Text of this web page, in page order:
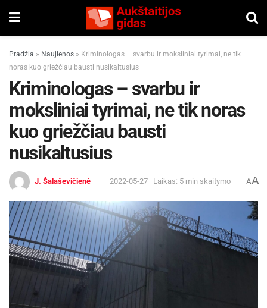
Pradžia » Naujienos » Kriminologas – svarbu ir moksliniai tyrimai, ne tik
noras kuo griežčiau bausti nusikaltusius
Kriminologas – svarbu ir
moksliniai tyrimai, ne tik noras
kuo griežčiau bausti
nusikaltusius
J. Šalaševičienė 2022-05-27 Laikas: 5 min skaitymo AA